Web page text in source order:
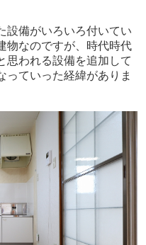
設備がいろいろ付いてい
物なのですが、時代時代
思われる設備を追加して
っていった経緯がありま